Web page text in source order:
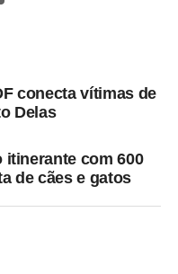
conecta vítimas de
Delas
itinerante com 600
de cães e gatos